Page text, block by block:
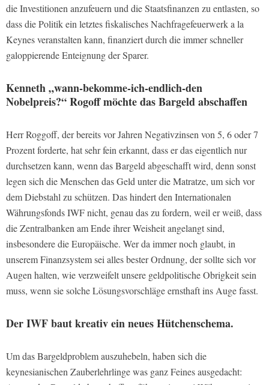
die Investitionen anzufeuern und die Staatsfinanzen zu entlasten, so
dass die Politik ein letztes fiskalisches Nachfragefeuerwerk a la
Keynes veranstalten kann, finanziert durch die immer schneller
galoppierende Enteignung der Sparer.
Kenneth „wann-bekomme-ich-endlich-den
Nobelpreis?“ Rogoff möchte das Bargeld abschaffen
Herr Roggoff, der bereits vor Jahren Negativzinsen von 5, 6 oder 7
Prozent forderte, hat sehr fein erkannt, dass er das eigentlich nur
durchsetzen kann, wenn das Bargeld abgeschafft wird, denn sonst
legen sich die Menschen das Geld unter die Matratze, um sich vor
dem Diebstahl zu schützen. Das hindert den Internationalen
Währungsfonds IWF nicht, genau das zu fordern, weil er weiß, dass
die Zentralbanken am Ende ihrer Weisheit angelangt sind,
insbesondere die Europäische. Wer da immer noch glaubt, in
unserem Finanzsystem sei alles bester Ordnung, der sollte sich vor
Augen halten, wie verzweifelt unsere geldpolitische Obrigkeit sein
muss, wenn sie solche Lösungsvorschläge ernsthaft ins Auge fasst.
Der IWF baut kreativ ein neues Hütchenschema.
Um das Bargeldproblem auszuhebeln, haben sich die
keynesianischen Zauberlehrlinge was ganz Feines ausgedacht: